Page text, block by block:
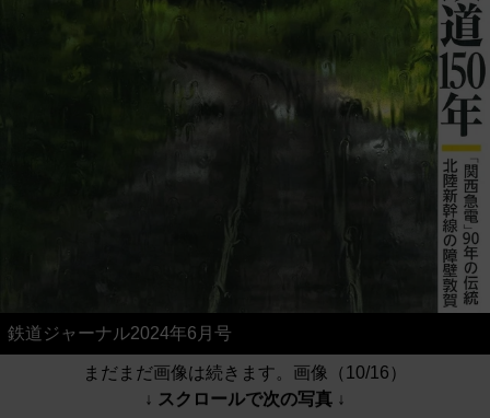
鉄道ジャーナル2024年6月号
まだまだ画像は続きます。画像（10/16）
↓ スクロールで次の写真 ↓